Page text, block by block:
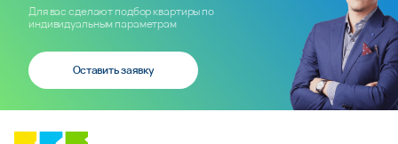
Для вас сделают подбор квартиры по
индивидуальным параметрам
Оставить заявку